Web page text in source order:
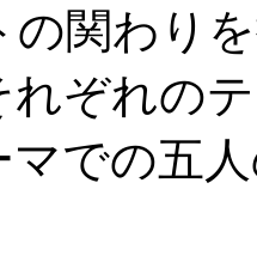
関わり
ぞれの
マでの五